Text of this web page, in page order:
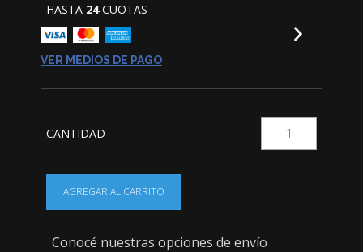
HASTA 24CUOTAS
VER MEDIOS DE PAGO
CANTIDAD
Conocé nuestras opciones de envío